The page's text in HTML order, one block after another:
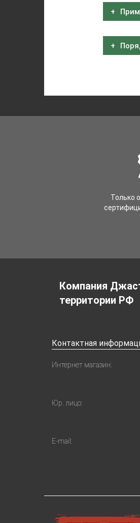
Только
Компания
территории РФ
Контактная
Интернет магазин:
Юр. лицо:
E-mail: